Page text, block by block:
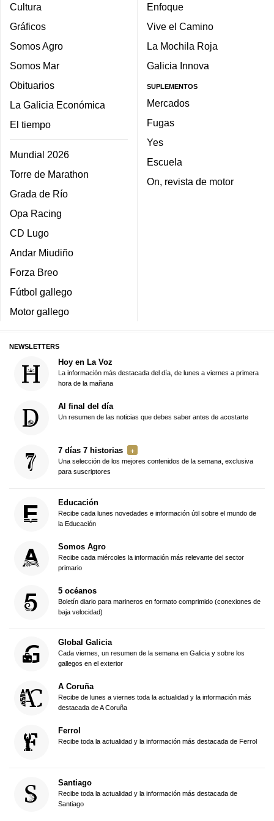
Cultura
Gráficos
Somos Agro
Somos Mar
Obituarios
La Galicia Económica
El tiempo
Mundial 2026
Torre de Marathon
Grada de Río
Opa Racing
CD Lugo
Andar Miudiño
Forza Breo
Fútbol gallego
Motor gallego
Enfoque
Vive el Camino
La Mochila Roja
Galicia Innova
SUPLEMENTOS
Mercados
Fugas
Yes
Escuela
On, revista de motor
NEWSLETTERS
Hoy en La Voz
La información más destacada del día, de lunes a viernes a primera
hora de la mañana
Al final del día
Un resumen de las noticias que debes saber antes de acostarte
7 días 7 historias
Una selección de los mejores contenidos de la semana, exclusiva
para suscriptores
Educación
Recibe cada lunes novedades e información útil sobre el mundo de
la Educación
Somos Agro
Recibe cada miércoles la información más relevante del sector
primario
5 océanos
Boletín diario para marineros en formato comprimido (conexiones de
baja velocidad)
Global Galicia
Cada viernes, un resumen de la semana en Galicia y sobre los
gallegos en el exterior
A Coruña
Recibe de lunes a viernes toda la actualidad y la información más
destacada de A Coruña
Ferrol
Recibe toda la actualidad y la información más destacada de Ferrol
Santiago
Recibe toda la actualidad y la información más destacada de
Santiago